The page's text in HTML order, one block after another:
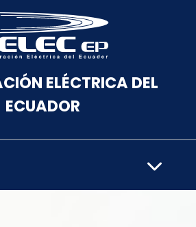
de herramientas
ELÉCTRICA DEL
ECUADOR